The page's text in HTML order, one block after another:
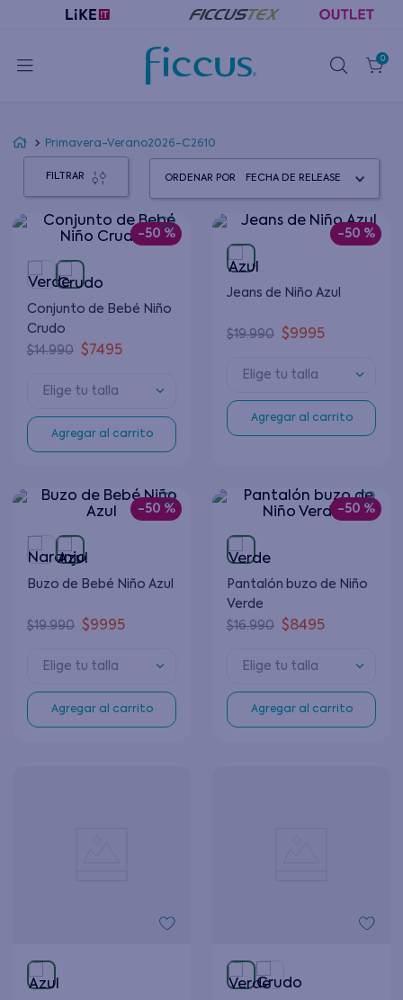
0
Primavera-Verano2026-C2610
FILTRAR ORDENAR POR FECHA DE RELEASE
-50 %
Conjunto de Bebé Niño
Crudo
$14.990 $7495
Elige tu talla
Agregar al carrito
-50 %
Jeans de Niño Azul
$19.990 $9995
Elige tu talla
Agregar al carrito
-50 %
Buzo de Bebé Niño Azul
$19.990 $9995
Elige tu talla
Agregar al carrito
-50 %
Pantalón buzo de Niño
Verde
$16.990 $8495
Elige tu talla
Agregar al carrito